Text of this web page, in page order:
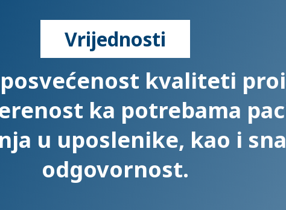
Vrijednosti
kvaliteti
ka potrebama
u uposlenike, kao i
odgovornost.